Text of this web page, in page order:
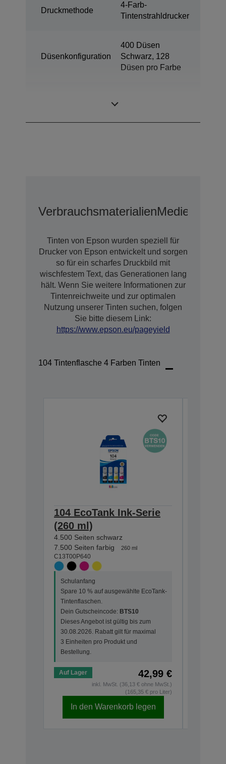
Druckmethode
4-Farb-
Tintenstrahldrucker
Düsenkonfiguration
400 Düsen
Schwarz, 128
Düsen pro Farbe
VerbrauchsmaterialienMedien
Tinten von Epson wurden speziell für
Drucker von Epson entwickelt und sorgen
so für ein scharfes Druckbild mit
wischfestem Text, das Generationen lang
hält. Wenn Sie weitere Informationen zur
Tintenreichweite und zur optimalen
Nutzung unserer Tinten suchen, folgen
Sie bitte diesem Link:
https://www.epson.eu/pageyield
104 Tintenflasche 4 Farben Tinten
104 EcoTank Ink-Serie
(260 ml)
4.500 Seiten schwarz
7.500 Seiten farbig
260 ml
C13T00P640
Schulanfang
Spare 10 % auf ausgewählte EcoTank-
Tintenflaschen.
Dein Gutscheincode: BTS10
Dieses Angebot ist gültig bis zum
30.08.2026. Rabatt gilt für maximal
3 Einheiten pro Produkt und
Bestellung.
Auf Lager 42,99 €
inkl. MwSt. (36,13 € ohne MwSt.)
(165,35 € pro Liter)
In den Warenkorb legen